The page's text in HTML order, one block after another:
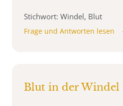
Stichwort: Windel, Blut
Frage und Antworten lesen
Blut in der Windel